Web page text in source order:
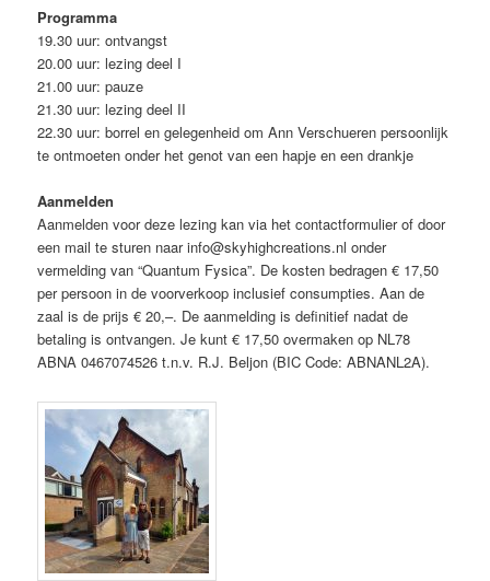
Programma
19.30 uur: ontvangst
20.00 uur: lezing deel I
21.00 uur: pauze
21.30 uur: lezing deel II
22.30 uur: borrel en gelegenheid om Ann Verschueren persoonlijk
te ontmoeten onder het genot van een hapje en een drankje
Aanmelden
Aanmelden voor deze lezing kan via het contactformulier of door
een mail te sturen naar info@skyhighcreations.nl onder
vermelding van “Quantum Fysica”. De kosten bedragen € 17,50
per persoon in de voorverkoop inclusief consumpties. Aan de
zaal is de prijs € 20,–. De aanmelding is definitief nadat de
betaling is ontvangen. Je kunt € 17,50 overmaken op NL78
ABNA 0467074526 t.n.v. R.J. Beljon (BIC Code: ABNANL2A).